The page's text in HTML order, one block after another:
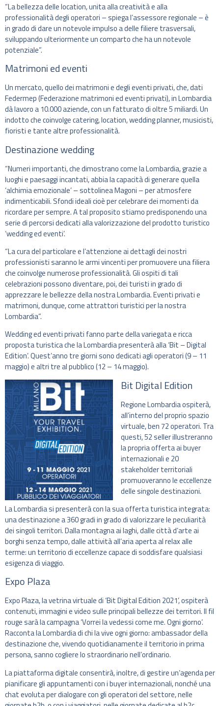
“La bellezza delle location, unita alla creatività e alla
professionalità degli operatori – spiega l’assessore regionale – è
in grado di dare un notevole impulso a delle filiere trasversali,
sviluppando ulteriormente un comparto che ha un notevole
potenziale”.
Matrimoni ed eventi
Un mercato, quello dei matrimoni e degli eventi privati, che, dati
Federmep (Federazione matrimoni ed eventi privati), in Lombardia
dà lavoro a 10.000 aziende, con un fatturato di oltre 5 miliardi. Un
indotto che coinvolge catering, location, wedding planner, musicisti,
fioristi e tante altre professionalità.
Destinazione wedding
“Numeri importanti, che dimostrano come la Lombardia, grazie a
luoghi e paesaggi incantati, abbia la capacità di generare quella
‘alchimia emozionale’ – sottolinea Magoni – per atmosfere
indimenticabili. Sfondi ideali cioè per celebrare dei momenti da
ricordare per sempre. A tal proposito stiamo predisponendo una
serie di percorsi dedicati alla valorizzazione del prodotto turistico
‘wedding ed eventi’.
“La cura del particolare e l’attenzione ai dettagli dei nostri
professionisti saranno le armi vincenti per promuovere una filiera
che coinvolge numerose professionalità. Gli ospiti di tali
celebrazioni possono diventare, poi, dei turisti in grado di
apprezzare le bellezze della nostra Lombardia. Eventi privati e
matrimoni, dunque, come attrattori turistici per la nostra
Lombardia”.
Wedding ed eventi privati fanno parte della variegata e ricca
proposta turistica che la Lombardia presenterà alla ‘Bit – Digital
Edition’. Quest’anno tre giorni sono dedicati agli operatori (9 – 11
maggio) e altri tre al pubblico (12 – 14 maggio).
Bit Digital Edition
Regione Lombardia ospiterà,
all’interno del proprio spazio
virtuale, ben 72 operatori. Tra
questi, 52 seller illustreranno
la propria offerta ai buyer
internazionali e 20
stakeholder territoriali
promuoveranno le eccellenze
delle singole destinazioni.
La Lombardia si presenterà con la sua offerta turistica integrata:
una destinazione a 360 gradi in grado di valorizzare le peculiarità
dei singoli territori. Dalla montagna ai laghi, dalle città d’arte ai
borghi senza tempo, dalle attività all’aria aperta al relax alle
terme: un territorio di eccellenze capace di soddisfare qualsiasi
esigenza di viaggio.
Expo Plaza
Expo Plaza, la vetrina virtuale di ‘Bit Digital Edition 2021’, ospiterà
contenuti, immagini e video sulle principali bellezze dei territori. Il fil
rouge sarà la campagna ‘Vorrei la vedessi come me. Ogni giorno’.
Racconta la Lombardia di chi la vive ogni giorno: ambassador della
destinazione che, vivendo quotidianamente il territorio in prima
persona, sanno cogliere lo straordinario nell’ordinario.
La piattaforma digitale consentirà, inoltre, di gestire un’agenda per
pianificare gli appuntamenti con i buyer internazionali, nonché una
chat evoluta per dialogare con gli operatori del settore, nelle